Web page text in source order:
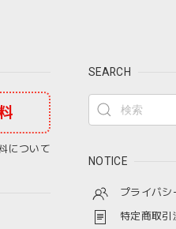
について
SEARCH
NOTICE
プライバシ
特定商取引